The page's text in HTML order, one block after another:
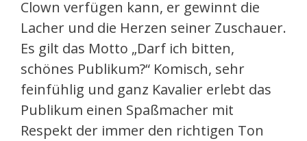
Clown verfügen kann, er gewinnt die
Lacher und die Herzen seiner Zuschauer.
Es gilt das Motto „Darf ich bitten,
schönes Publikum?“ Komisch, sehr
feinfühlig und ganz Kavalier erlebt das
Publikum einen Spaßmacher mit
Respekt der immer den richtigen Ton